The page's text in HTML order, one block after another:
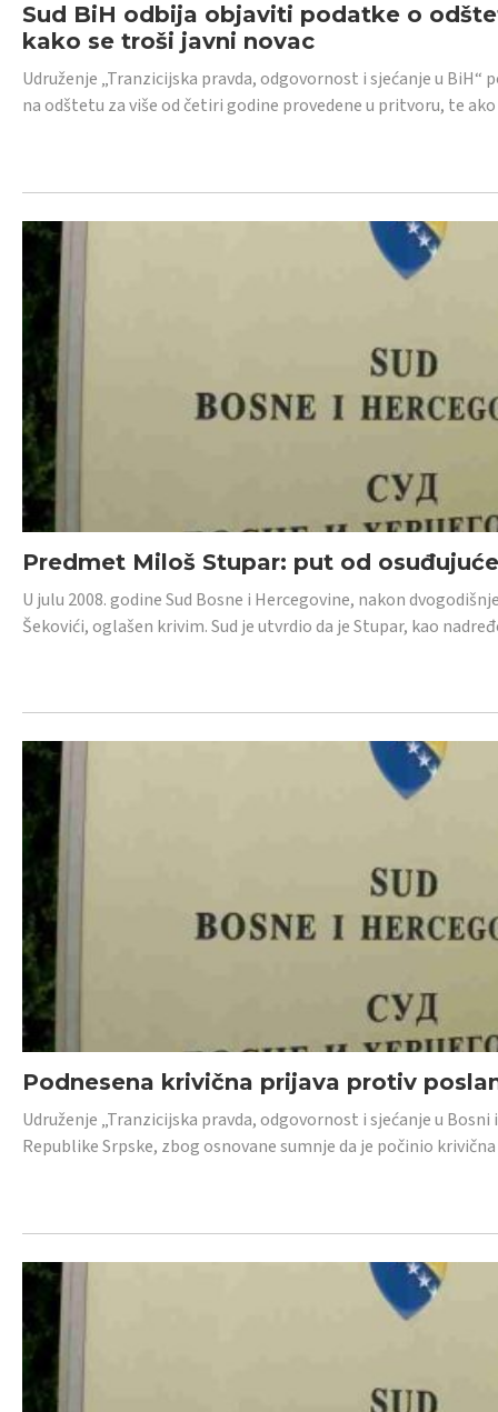
Sud BiH odbija objaviti podatke o
kako se troši javni novac
Udruženje „Tranzicijska pravda, odgovornost i sjećanje u
na odštetu za više od četiri godine provedene u pritvoru, te
Predmet Miloš Stupar: put od
U julu 2008. godine Sud Bosne i Hercegovine, nakon
Šekovići, oglašen krivim. Sud je utvrdio da je Stupar, kao
Podnesena krivična prijava protiv
Udruženje „Tranzicijska pravda, odgovornost i sjećanje u
Republike Srpske, zbog osnovane sumnje da je počinio